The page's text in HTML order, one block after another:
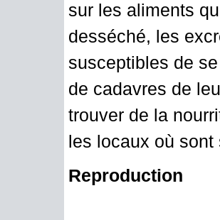
sur les aliments
desséché, les
susceptibles de
de cadavres de
trouver de la
les locaux où
Reproduction